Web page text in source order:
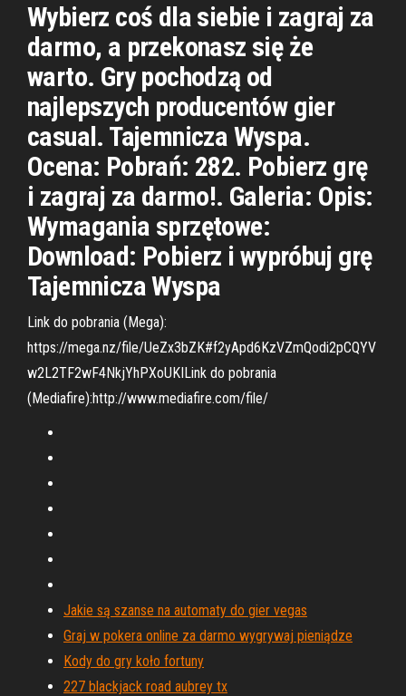
Wybierz coś dla siebie i zagraj za
darmo, a przekonasz się że
warto. Gry pochodzą od
najlepszych producentów gier
casual. Tajemnicza Wyspa.
Ocena: Pobrań: 282. Pobierz grę
i zagraj za darmo!. Galeria: Opis:
Wymagania sprzętowe:
Download: Pobierz i wypróbuj grę
Tajemnicza Wyspa
Link do pobrania (Mega):
https://mega.nz/file/UeZx3bZK#f2yApd6KzVZmQodi2pCQYV
w2L2TF2wF4NkjYhPXoUKILink do pobrania
(Mediafire):http://www.mediafire.com/file/
Jakie są szanse na automaty do gier vegas
Graj w pokera online za darmo wygrywaj pieniądze
Kody do gry koło fortuny
227 blackjack road aubrey tx